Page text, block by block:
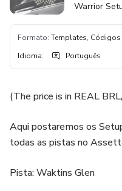
Warrior
Formato: Templates, Códigos
Idioma: Português
(The price is in REAL
Aqui postaremos os
todas as pistas no
Pista: Waktins Glen